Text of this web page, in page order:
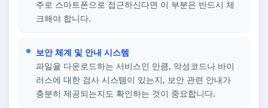
주로 스마트폰으로 접근하신다면 이 부분은 반드시 체
크해야 합니다.
보안 체계 및 안내 시스템
파일을 다운로드하는 서비스인 만큼, 악성코드나 바이
러스에 대한 검사 시스템이 있는지, 보안 관련 안내가
충분히 제공되는지도 확인하는 것이 중요합니다.